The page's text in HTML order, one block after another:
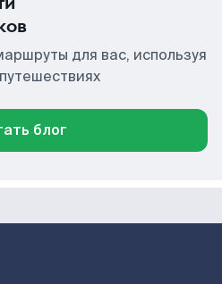
для вас, используя
блог